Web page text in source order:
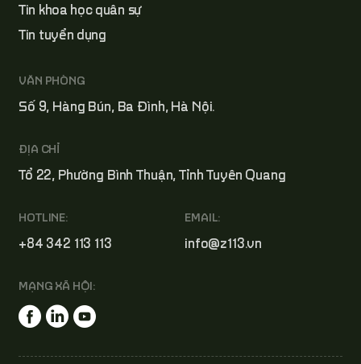
Tin khoa học quân sự
Tin tuyển dụng
VĂN PHÒNG
Số 9, Hàng Bún, Ba Đình, Hà Nội.
ĐỊA CHỈ
Tổ 22, Phường Bình Thuận, Tỉnh Tuyên Quang
HOTLINE:
+84 342 113 113
EMAIL:
info@z113.vn
MẠNG XÃ HỘI: